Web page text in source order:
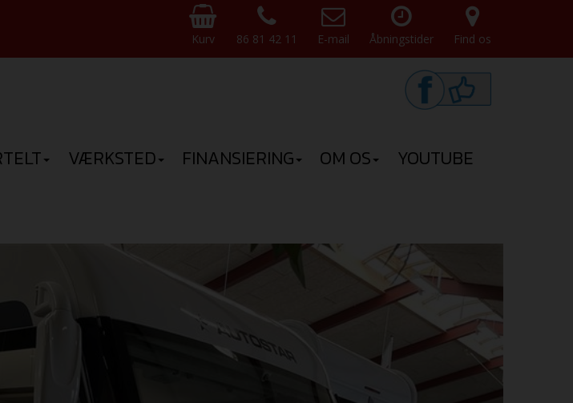
Kurv 86 81 42 11 E-mail Åbningstider Find os
VÆRKSTED FINANSIERING OM OS YOUTUBE